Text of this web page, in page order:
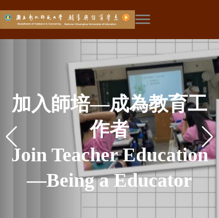
展開主選單
探索未來—華人生涯研
究中心
Helper of Career
Exploring—Center for
Chinese Research
Career
彰師輔諮－台灣輔導工
作發源地
GC, NCUE-The
Birthplace of
Counseling Profession
in Taiwan
彰師輔諮－比賽常勝軍
GC, NCUE, The
Frequent Winner of
Various Competitions
加入師培—成為教育工
作者
Join Teacher Education
—Being a Educator
全國高中生輔導營－學
涯與生涯的探索體驗
GC, NCUE Summer
Camp - First Try of
Exploring Academic
Career & Work Career
EAP學程－成為職場員
工的溫暖曙光
Employee Assistance
Program (EAP) - The
Warm Sun shining in
Workplace
學術重鎮-本土社會科學
與本土諮商心理學
Academic Center-
Indigenous Social
Sciences and Indigenous
Counseling Psychology
社工學程－輔導諮商與
社會工作知能兼備
Social Worker Program
- Combined with
Guidance, Counseling
and Social Work
系所社會責任
Department Social
Responsibility
全台唯一－婚姻與家族
治療專業
The Only in Taiwan—
Marriage and Family
Therapy Profession
全國最強－輔導與諮商
師資陣容
The Best Faculty for
Counseling Training
Lineup
飛越五十-彰師輔諮創系
五十周年
GC, NCUE 50
Anniversary
輔諮大軍－彰師輔諮系
學會幹部群
Counseling Corps-
Student Association
Council of GC, NCUE
彰師輔諮新生成長營－
來自彰師輔諮的熱烈歡
迎
GC, NCUE Orientation
Camp - A Special
Welcome from GC,
環境最美－號稱薰衣草
森林彰化分店
Gorgeous Surroundings
in GC, NCUE
彰師輔諮－媒體最愛
GC, NCUE, The Media
Favorite to Report
網路成癮－媒體報導
News Reports of Our
Research on Internet
Addiction
設備最好－量身打造的
專業系館
Top Equipment- The
Professional
Department Building of
GC, NCUE
探索未來—華人生涯研
究中心
Helper of Career
Exploring—Center for
Chinese Research
Career
彰師輔諮－台灣輔導工
作發源地
GC, NCUE-The
Birthplace of
Counseling Profession
in Taiwan